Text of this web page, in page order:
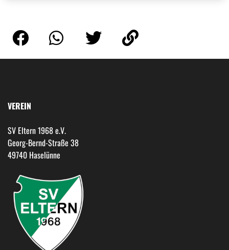
VEREIN
SV Eltern 1968 e.V.
Georg-Bernd-Straße 38
49740 Haselünne